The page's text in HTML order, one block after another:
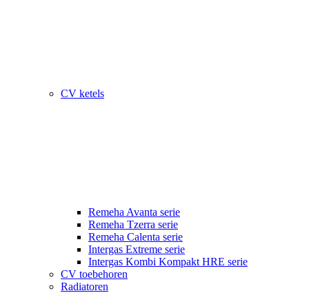
CV ketels
Remeha Avanta serie
Remeha Tzerra serie
Remeha Calenta serie
Intergas Extreme serie
Intergas Kombi Kompakt HRE serie
CV toebehoren
Radiatoren